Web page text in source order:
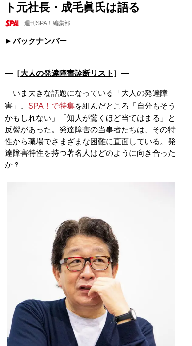
ト元社長・成毛眞氏は語る
週刊SPA！編集部
バックナンバー
―［大人の発達障害診断リスト ］―
いま大きな話題になっている「大人の発達障
害」。 SPA！で特集を組んだところ「自分もそう
かもしれない」「知人が驚くほど当てはまる」と
反響があった。発達障害の当事者たちは、その特
性から職場でさまざまな困難に直面している。発
達障害特性を持つ著名人はどのように向き合った
か？